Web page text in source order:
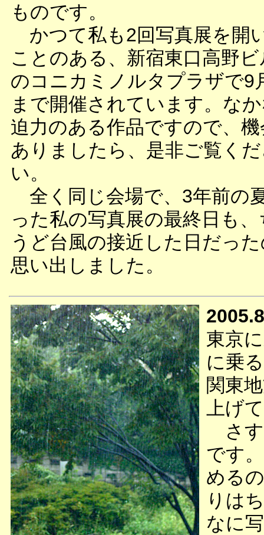
ものです。
かつて私も2回写真展を開
ことのある、新宿東口高野
のコニカミノルタプラザで9
まで開催されています。な
迫力のある作品ですので、
ありましたら、是非ご覧く
い。
全く同じ会場で、3年前の
った私の写真展の最終日も、
うど台風の接近した日だっ
思い出しました。
東京
に乗
関東
上げ
さす
です
める
りは
なに